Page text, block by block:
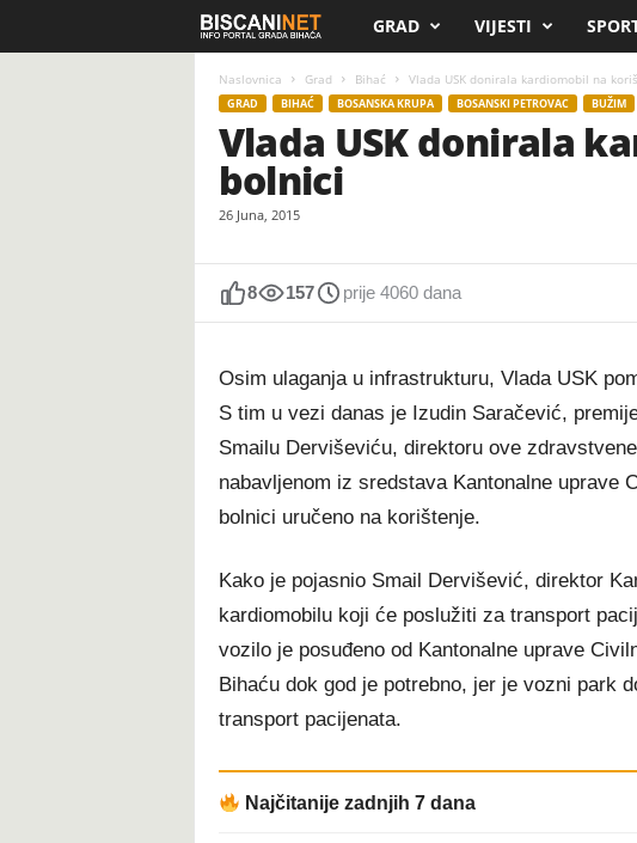
i
s
n
n
GRAD VIJESTI
Naslovnica Grad Bihać Vlada USK donirala kardiomobil na
GRAD BIHAĆ BOSANSKA KRUPA BOSANSKI PETROVAC BUŽIM
Vlada USK donirala
bolnici
26 Juna, 2015
8 157 prije 4060 dana
Osim ulaganja u infrastrukturu, Vlada USK
S tim u vezi danas je Izudin Saračević,
Smailu Derviševiću, direktoru ove
nabavljenom iz sredstava Kantonalne uprave
bolnici uručeno na korištenje.
Kako je pojasnio Smail Dervišević, direktor
kardiomobilu koji će poslužiti za transport
vozilo je posuđeno od Kantonalne uprave
Bihaću dok god je potrebno, jer je vozni park
transport pacijenata.
Najčitanije zadnjih 7 dana